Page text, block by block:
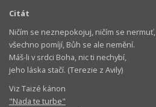
Citát
Ničím se neznepokojuj, ničím se nermuť,
všechno pomíjí, Bůh se ale nemění.
Máš-li v srdci Boha, nic ti nechybí,
jeho láska stačí. (Terezie z Avily)
Viz Taizé kánon
"Nada te turbe"